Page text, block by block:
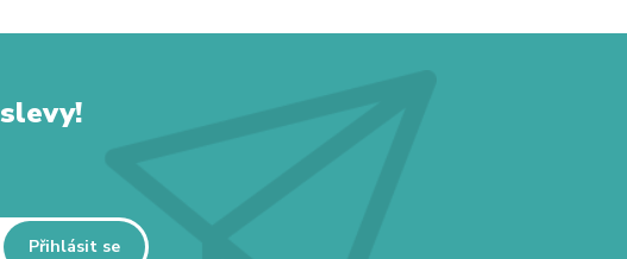
Přihlásit se